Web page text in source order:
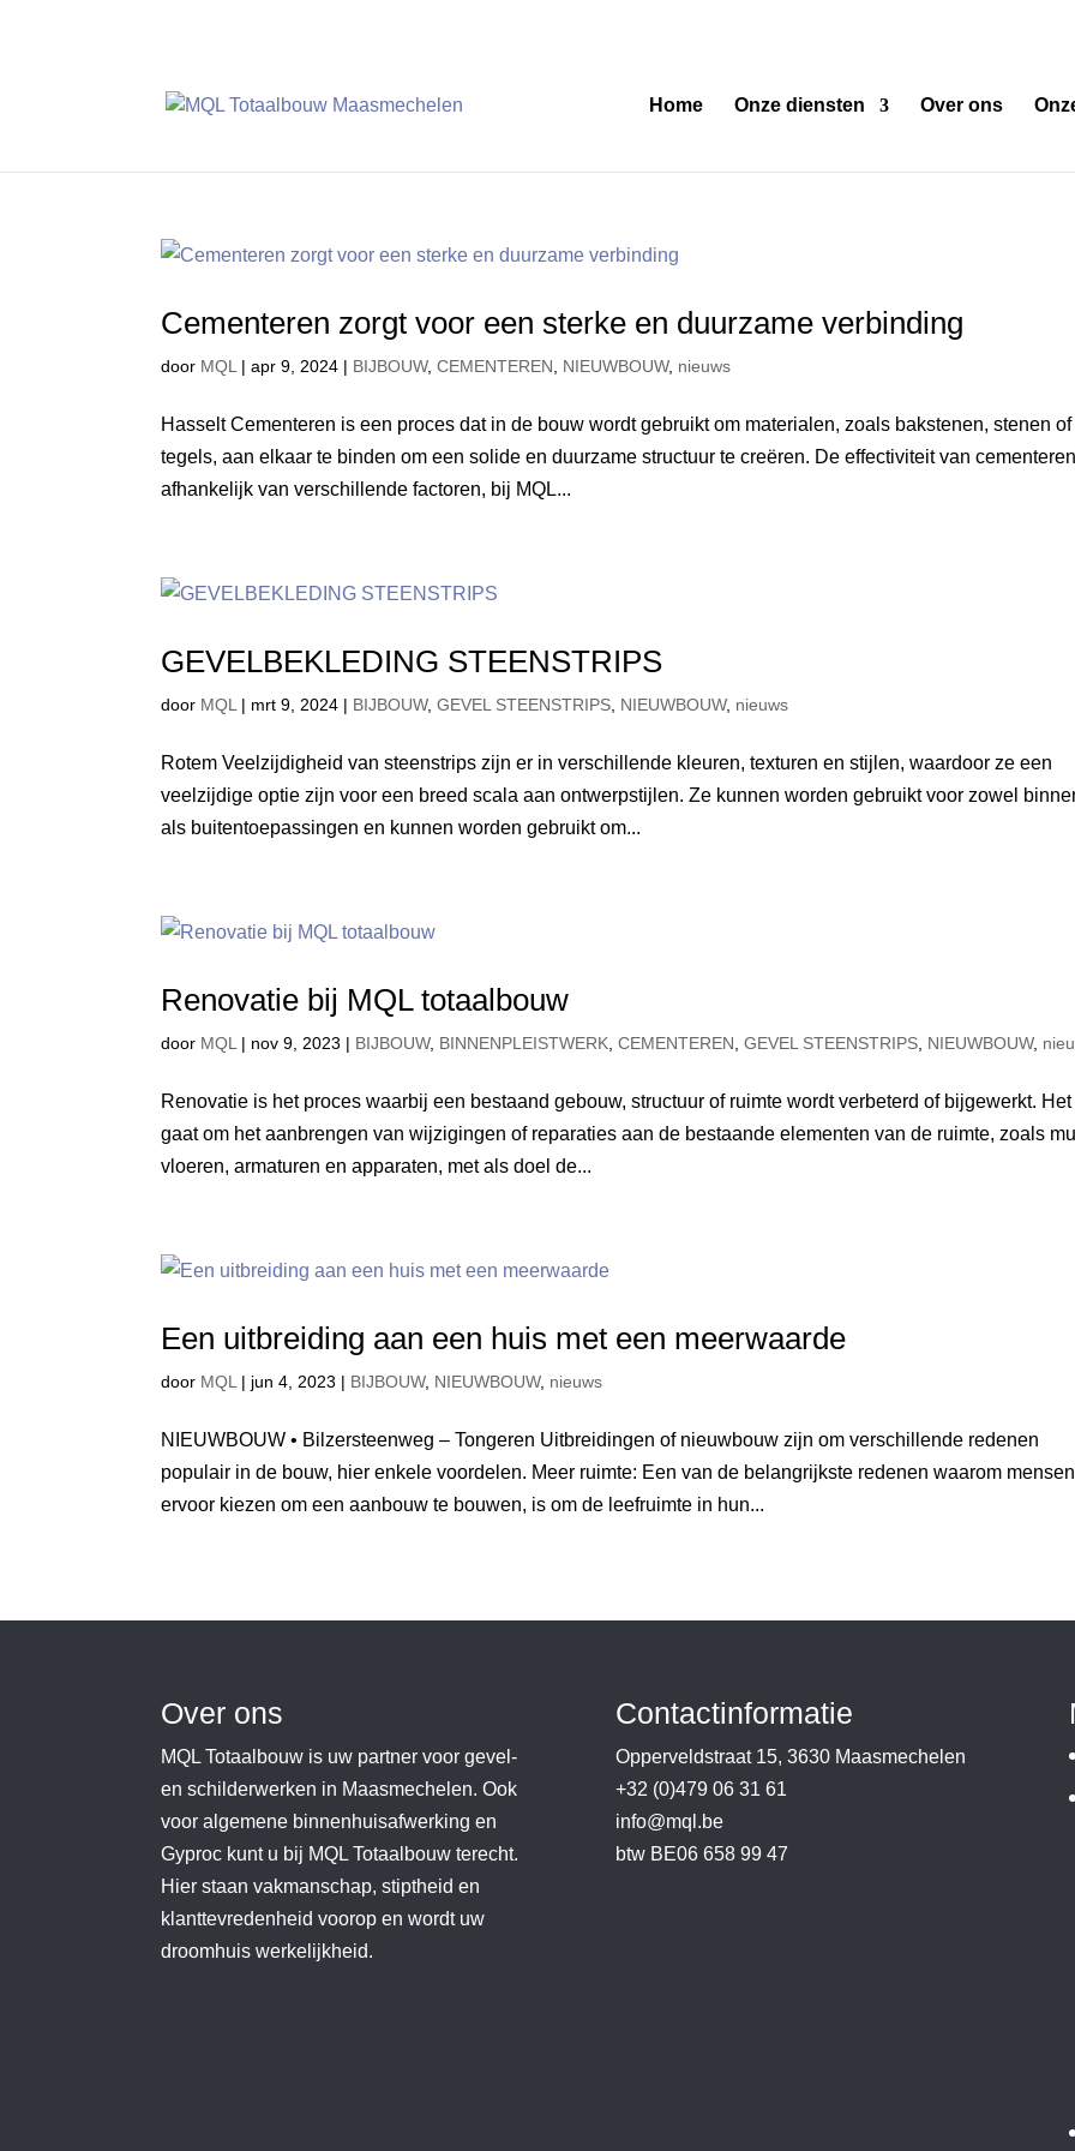
Home Onze diensten Over ons
Cementeren zorgt voor een sterke en duurzame verbinding
door MQL |apr 9, 2024 | BIJBOUW,CEMENTEREN NIEUWBOUW, nieuws
Hasselt Cementeren is een proces dat in de bouw wordt gebruikt om materialen, zoals bakstenen, stenen of
tegels, aan elkaar te binden om een solide en duurzame structuur te creëren. De effectiviteit van
afhankelijk van verschillende factoren, bij MQL...
GEVELBEKLEDING STEENSTRIPS
door MQL | mrt 9, 2024 | BIJBOUW,GEVEL STEENSTRIPS NIEUWBOUW, nieuws
Rotem Veelzijdigheid van steenstrips zijn er in verschillende kleuren, texturen en stijlen, waardoor ze een
veelzijdige optie zijn voor een breed scala aan ontwerpstijlen. Ze kunnen worden gebruikt voor zowel
als buitentoepassingen en kunnen worden gebruikt om...
Renovatie bij MQL totaalbouw
door MQL | nov 9, 2023 | BIJBOUW, BINNENPLEISTWERK ,CEMENTEREN ,GEVEL STEENSTRIPS NIEUWBOUW,
Renovatie is het proces waarbij een bestaand gebouw, structuur of ruimte wordt verbeterd of bijgewerkt. Het
gaat om het aanbrengen van wijzigingen of reparaties aan de bestaande elementen van de ruimte, zoals
vloeren, armaturen en apparaten, met als doel de...
Een uitbreiding aan een huis met een meerwaarde
door MQL | jun 4, 2023 | BIJBOUW, NIEUWBOUW, nieuws
NIEUWBOUW • Bilzersteenweg – Tongeren Uitbreidingen of nieuwbouw zijn om verschillende redenen
populair in de bouw, hier enkele voordelen. Meer ruimte: Een van de belangrijkste redenen waarom mensen
ervoor kiezen om een aanbouw te bouwen, is om de leefruimte in hun...
Over ons
MQL Totaalbouw is uw partner voor gevel-
en schilderwerken in Maasmechelen. Ook
voor algemene binnenhuisafwerking en
Gyproc kunt u bij MQL Totaalbouw terecht.
Hier staan vakmanschap, stiptheid en
klanttevredenheid voorop en wordt uw
droomhuis werkelijkheid.
Contactinformatie
Opperveldstraat 15, 3630 Maasmechelen
+32 (0)479 06 31 61
info@mql.be
btw BE06 658 99 47